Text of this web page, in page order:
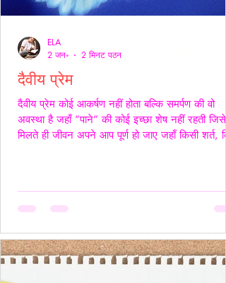
दैवीय प्रेम
दैवीय प्रेम कोई आकर्षण नहीं होता बल्कि समर्पण की वो
अवस्था है जहाँ “पाने” की कोई इच्छा शेष नहीं रहती जिसे
मिलते ही जीवन अपने आप पूर्ण हो जाए जहाँ किसी शर्त,
प्रेम है जहाँ आत्मा आत्मा को पहचान लेती है बिना परिचय,
ELA
2 जन॰
2 मिनट पठन